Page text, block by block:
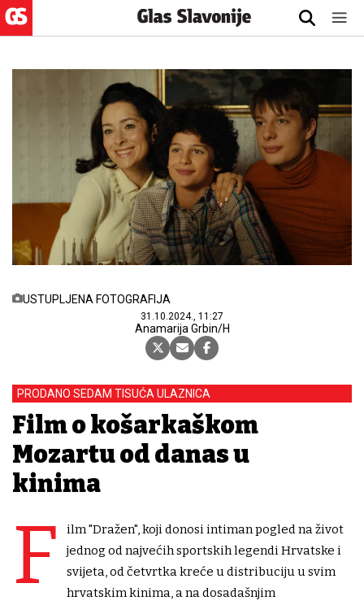
USTUPLJENA FOTOGRAFIJA
31.10.2024., 11:27
Anamarija Grbin/H
PRODANO SEDAM TISUĆA ULAZNICA
Film o košarkaškom
Mozartu od danas u
kinima
F
ilm "Dražen", koji donosi intiman pogled na život
jednog od najvećih sportskih legendi Hrvatske i
svijeta, od četvrtka kreće u distribuciju u svim
hrvatskim kinima, a na dosadašnjim